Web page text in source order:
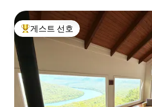
상위 게스트 선호
게스트 선호